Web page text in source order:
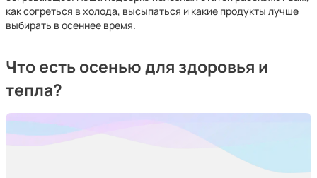
как согреться в холода, высыпаться и какие продукты лучше
выбирать в осеннее время.
Что есть осенью для здоровья и
тепла?